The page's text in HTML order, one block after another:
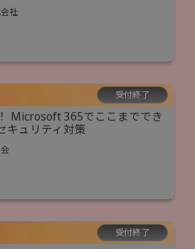
社
受付終了
Microsoft 365でここまででき
キュリティ対策
受付終了